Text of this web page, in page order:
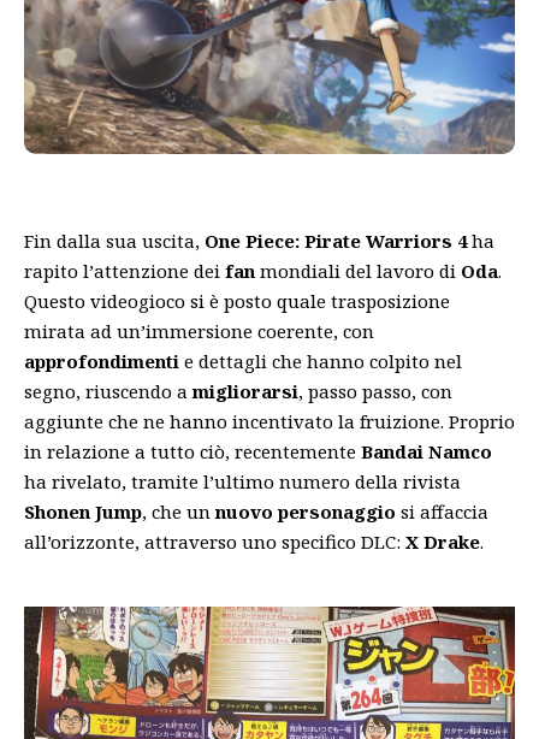
Fin dalla sua uscita, One Piece: Pirate Warriors 4ha
rapito l’attenzione dei fan mondiali del lavoro di Oda.
Questo videogioco si è posto quale trasposizione
mirata ad un’immersione coerente, con
approfondimenti e dettagli che hanno colpito nel
segno, riuscendo amigliorarsi, passo passo, con
aggiunte che ne hanno incentivato la fruizione. Proprio
in relazione a tutto ciò, recentemente Bandai Namco
ha rivelato, tramite l’ultimo numero della rivista
Shonen Jump, che unnuovo personaggio si affaccia
all’orizzonte, attraverso uno specifico DLC: X Drake.